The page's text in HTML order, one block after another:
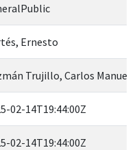
Ernesto
Trujillo, Carlos Manuel
02-14T19:44:00Z
02-14T19:44:00Z